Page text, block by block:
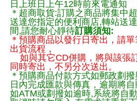
日上班日上午12時前來電通知
＊超商取貨:訂購之商品將集中
送達您指定的便利商店,轉站送
間,請您耐心靜待訂購須知:
＊預購商品以發行日寄出，請
出貨流程，
如與其它CD併購，將與該張
同時寄出，不另分次送出。
＊預購商品付款方式如郵政劃
日內完成匯款與傳真，逾期將
如ATM或劃撥如逾時,系統將自